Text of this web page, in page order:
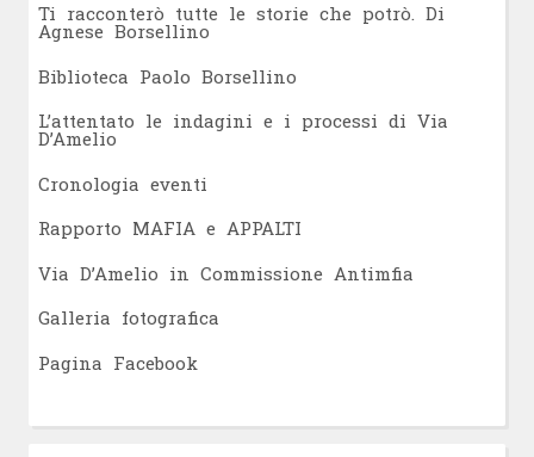
Ti racconterò tutte le storie che potrò. Di
Agnese Borsellino
Biblioteca Paolo Borsellino
L’attentato le indagini e i processi di Via
D’Amelio
Cronologia eventi
Rapporto MAFIA e APPALTI
Via D’Amelio in Commissione Antimfia
Galleria fotografica
Pagina Facebook